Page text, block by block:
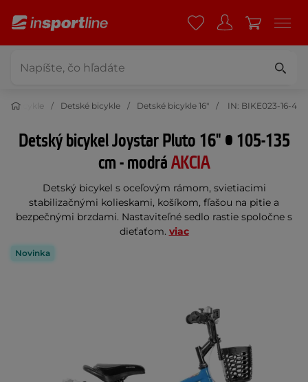
Bicykle Detské bicykle Detské bicykle 16" IN: BIKE023-16-4
Detský bicykel Joystar Pluto 16" • 105-135
cm - modráAKCIA
Detský bicykel s oceľovým rámom, svietiacimi
stabilizačnými kolieskami, košíkom, fľašou na pitie a
bezpečnými brzdami. Nastaviteľné sedlo rastie spoločne s
dieťaťom. viac
Novinka